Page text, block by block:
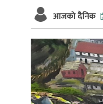
आजको दैनिक